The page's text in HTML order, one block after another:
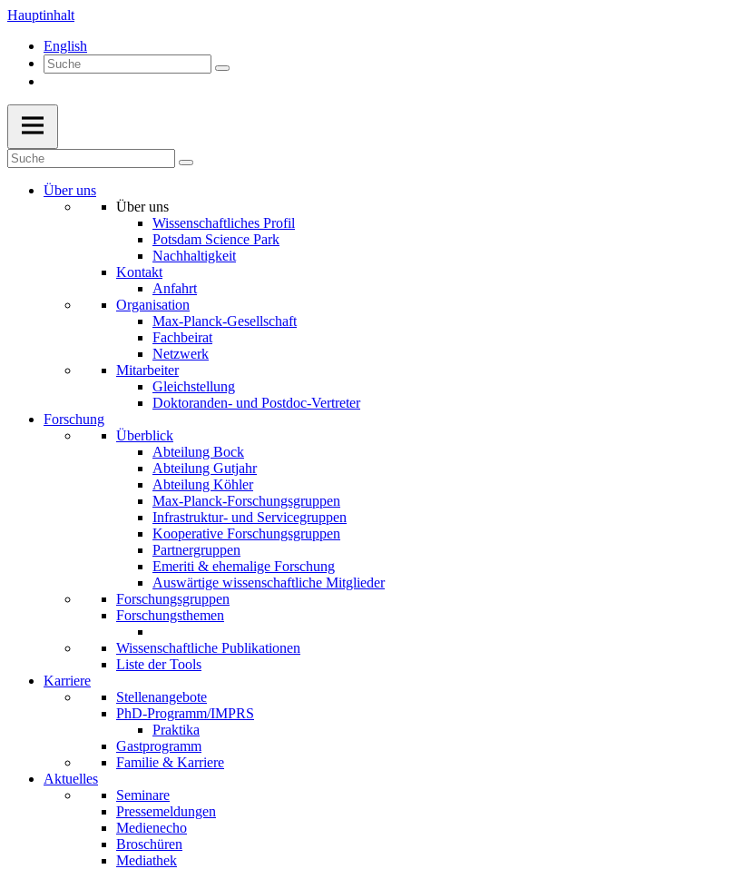
Hauptinhalt
English
Über uns
Über uns
Wissenschaftliches Profil
Potsdam Science Park
Nachhaltigkeit
Kontakt
Anfahrt
Organisation
Max-Planck-Gesellschaft
Fachbeirat
Netzwerk
Mitarbeiter
Gleichstellung
Doktoranden- und Postdoc-Vertreter
Forschung
Überblick
Abteilung Bock
Abteilung Gutjahr
Abteilung Köhler
Max-Planck-Forschungsgruppen
Infrastruktur- und Servicegruppen
Kooperative Forschungsgruppen
Partnergruppen
Emeriti & ehemalige Forschung
Auswärtige wissenschaftliche Mitglieder
Forschungsgruppen
Forschungsthemen
Wissenschaftliche Publikationen
Liste der Tools
Karriere
Stellenangebote
PhD-Programm/IMPRS
Praktika
Gastprogramm
Familie & Karriere
Aktuelles
Seminare
Pressemeldungen
Medienecho
Broschüren
Mediathek